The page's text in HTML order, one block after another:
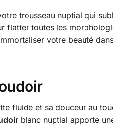
trousseau nuptial qui
flatter toutes les
votre beauté
fluide et sa douceur au
blanc nuptial apporte